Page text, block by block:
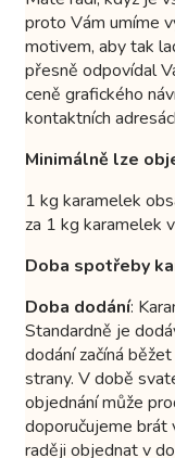
proto Vám umíme
motivem, aby tak
přesně odpovídal
ceně grafického
kontaktních
Minimálně lze
1 kg karamelek
za 1 kg karamelek
Doba spotřeby
Doba dodání:
Standardně je
dodání začíná
strany. V době
objednání může
doporučujeme brát
raději objednat v